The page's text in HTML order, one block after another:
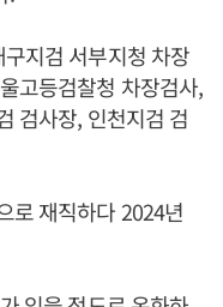
지검 서부지청 차장
고등검찰청 차장검사,
검사장, 인천지검 검
로 재직하다 2024년